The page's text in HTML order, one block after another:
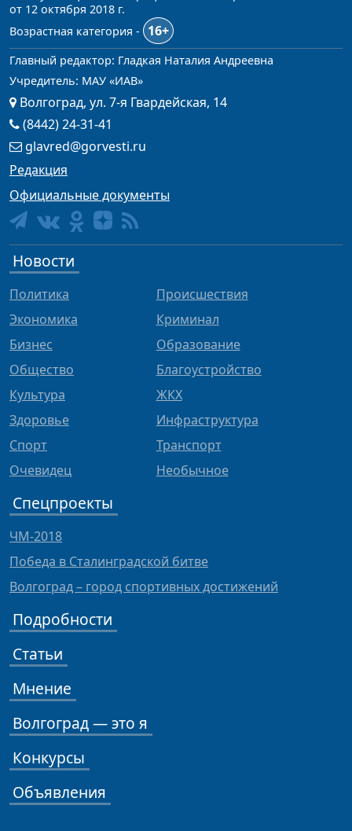
от 12 октября 2018 г.
Возрастная категория -
16+
Главный редактор: Гладкая Наталия Андреевна
Учредитель: МАУ «ИАВ»
Волгоград, ул. 7-я Гвардейская, 14
(8442) 24-31-41
glavred@gorvesti.ru
Редакция
Официальные документы
Новости
Политика
Экономика
Бизнес
Общество
Культура
Здоровье
Спорт
Очевидец
Происшествия
Криминал
Образование
Благоустройство
ЖКХ
Инфраструктура
Транспорт
Необычное
Спецпроекты
ЧМ-2018
Победа в Сталинградской битве
Волгоград – город спортивных достижений
Подробности
Статьи
Мнение
Волгоград — это я
Конкурсы
Объявления